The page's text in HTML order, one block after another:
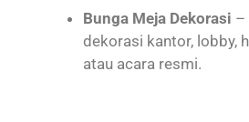
Bunga Meja Dekorasi –
dekorasi kantor, lobby,
atau acara resmi.